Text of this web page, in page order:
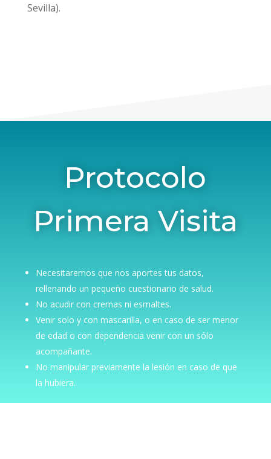
Sevilla).
Protocolo
Primera Visita
Necesitaremos que nos aportes tus datos,
rellenando un pequeño cuestionario de salud.
No acudir con cremas ni esmaltes.
Venir solo y con mascarilla, o en caso de ser menor
de edad o con dependencia venir con un sólo
acompañante.
No manipular previamente la lesión en caso de que
la hubiera.